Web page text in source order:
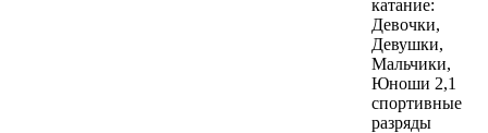
катание:
Девочки,
Девушки,
Мальчики,
Юноши 2,1
спортивные
разряды